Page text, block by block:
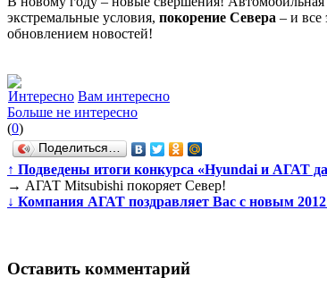
экстремальные условия, покорение Севера – и все
обновлением новостей!
Интересно Вам интересно
Больше не интересно
(0)
Поделиться…
↑ Подведены итоги конкурса «Hyundai и АГАТ
→ АГАТ Mitsubishi покоряет Север!
↓ Компания АГАТ поздравляет Вас с новым
Оставить комментарий